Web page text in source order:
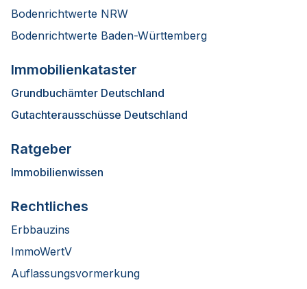
Bodenrichtwerte NRW
Bodenrichtwerte Baden-Württemberg
Immobilienkataster
Grundbuchämter Deutschland
Gutachterausschüsse Deutschland
Ratgeber
Immobilienwissen
Rechtliches
Erbbauzins
ImmoWertV
Auflassungsvormerkung